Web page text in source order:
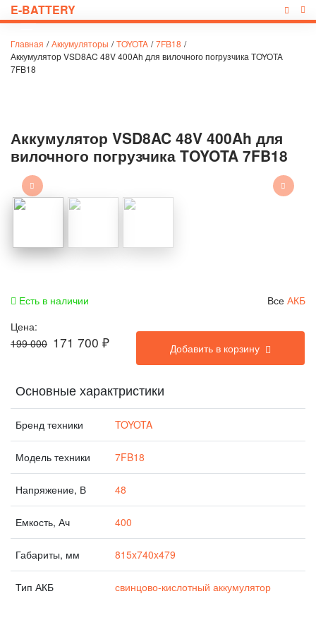
E-BATTERY
Главная / Аккумуляторы / TOYOTA / 7FB18 /
Аккумулятор VSD8AC 48V 400Ah для вилочного погрузчика TOYOTA
7FB18
Аккумулятор VSD8AC 48V 400Ah для
вилочного погрузчика TOYOTA 7FB18
Есть в наличии Все АКБ
Цена:
199 000 171 700 ₽ Добавить в корзину
Основные характристики
Бренд техники TOYOTA
Модель техники 7FB18
Напряжение, В 48
Емкость, Ач 400
Габариты, мм 815x740x479
Тип АКБ свинцово-кислотный аккумулятор